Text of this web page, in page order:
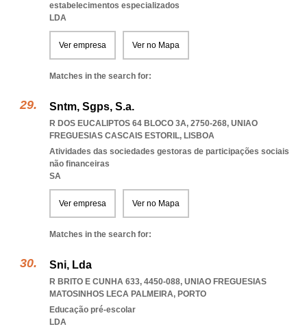
estabelecimentos especializados
LDA
Ver empresa Ver no Mapa
Matches in the search for:
Sntm, Sgps, S.a.
R DOS EUCALIPTOS 64 BLOCO 3A, 2750-268, UNIAO
FREGUESIAS CASCAIS ESTORIL, LISBOA
Atividades das sociedades gestoras de participações sociais
não financeiras
SA
Ver empresa Ver no Mapa
Matches in the search for:
Sni, Lda
R BRITO E CUNHA 633, 4450-088, UNIAO FREGUESIAS
MATOSINHOS LECA PALMEIRA, PORTO
Educação pré-escolar
LDA